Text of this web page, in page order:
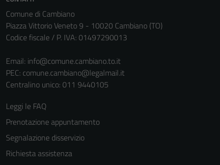
Comune di Cambiano
Piazza Vittorio Veneto 9 - 10020 Cambiano (TO)
Codice fiscale / P. IVA: 01497290013
Email: info@comune.cambiano.to.it
PEC: comune.cambiano@legalmail.it
Centralino unico: 011 9440105
Leggi le FAQ
Prenotazione appuntamento
Segnalazione disservizio
Richiesta assistenza